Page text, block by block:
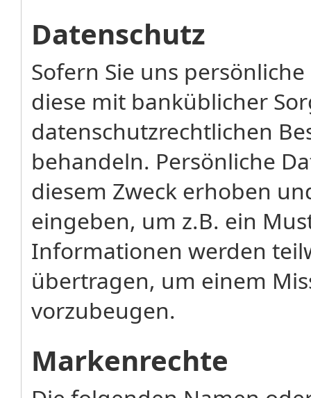
Datenschutz
Sofern Sie uns
diese mit banküblicher
datenschutzrechtlichen
behandeln. Persönliche
diesem Zweck erhoben
eingeben, um z.B. ein
Informationen werden
übertragen, um einem
vorzubeugen.
Markenrechte